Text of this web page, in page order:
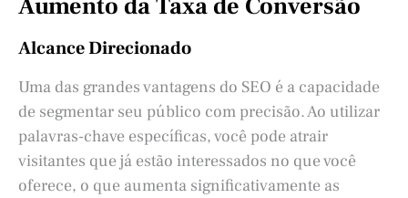
Aumento da Taxa de Conversão
Alcance Direcionado
Uma das grandes vantagens do SEO é a capacidade
de segmentar seu público com precisão. Ao utilizar
palavras-chave específicas, você pode atrair
visitantes que já estão interessados no que você
oferece, o que aumenta significativamente as